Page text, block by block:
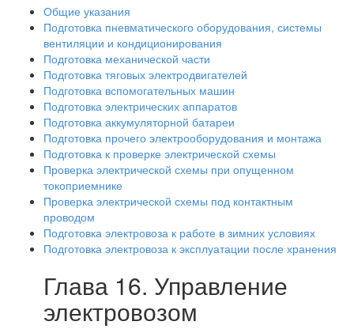
Общие указания
Подготовка пневматического оборудования, системы
вентиляции и кондиционирования
Подготовка механической части
Подготовка тяговых электродвигателей
Подготовка вспомогательных машин
Подготовка электрических аппаратов
Подготовка аккумуляторной батареи
Подготовка прочего электрооборудования и монтажа
Подготовка к проверке электрической схемы
Проверка электрической схемы при опущенном
токоприемнике
Проверка электрической схемы под контактным
проводом
Подготовка электровоза к работе в зимних условиях
Подготовка электровоза к эксплуатации после хранения
Глава 16. Управление
электровозом